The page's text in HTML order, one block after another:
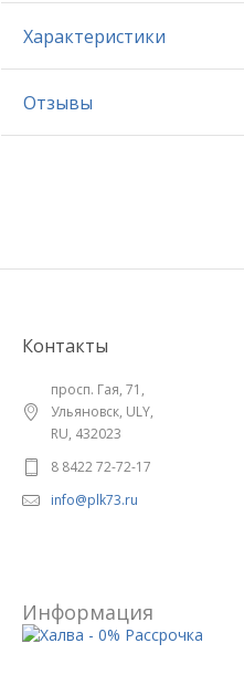
Характеристики
Отзывы
Контакты
просп. Гая, 71,
Ульяновск, ULY,
RU, 432023
8 8422 72-72-17
info@plk73.ru
Информация